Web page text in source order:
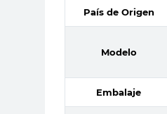
País de Origen
Modelo
Embalaje